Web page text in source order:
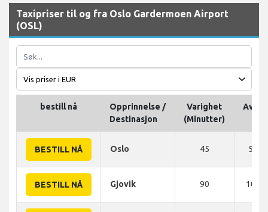
Taxipriser til og fra Oslo Gardermoen Airport
(OSL)
bestill nå
Opprinnelse /
Destinasjon
Varighet
(Minutter)
BESTILL NÅ Oslo 45 55
BESTILL NÅ Gjovik 90 100